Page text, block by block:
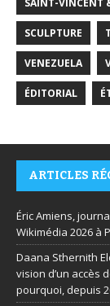
SCULPTURE
VENEZUELA
ÉDITORIAL
ARTICLES
Éric Amiens,
Wikimédia 2026 à
Daana Sthernith
vision d’un accès
pourquoi, depuis